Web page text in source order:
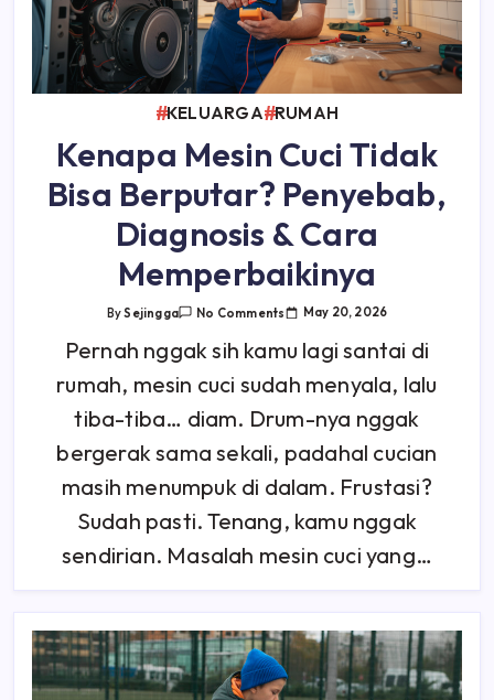
KELUARGA RUMAH
Kenapa Mesin Cuci Tidak
Bisa Berputar? Penyebab,
Diagnosis & Cara
Memperbaikinya
BySejingga No CommentsOn
Mesin
Cuci
Bisa
Berputar?
Diagnosis
Cara
Memperbaikinya
May 20, 2026
Pernah nggak sih kamu lagi santai di
rumah, mesin cuci sudah menyala, lalu
tiba-tiba… diam. Drum-nya nggak
bergerak sama sekali, padahal cucian
masih menumpuk di dalam. Frustasi?
Sudah pasti. Tenang, kamu nggak
sendirian. Masalah mesin cuci yang…